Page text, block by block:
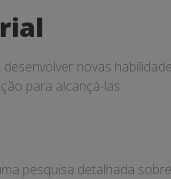
novas
para alcançá-las.
pesquisa detalhada